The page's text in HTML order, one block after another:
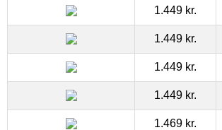
1.449 kr.
1.449 kr.
1.449 kr.
1.449 kr.
1.469 kr.